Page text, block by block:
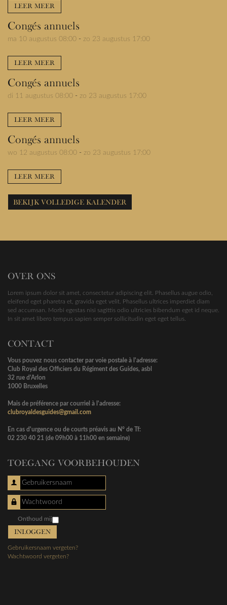
LEER MEER
Congés annuels
ma 10 augustus 08:00 - zo 23 augustus 17:00
LEER MEER
Congés annuels
di 11 augustus 08:00 - zo 23 augustus 17:00
LEER MEER
Congés annuels
wo 12 augustus 08:00 - zo 23 augustus 17:00
LEER MEER
BEKIJK VOLLEDIGE KALENDER
OVER ONS
Lorem ipsum dolor sit amet, consectetur adipiscing elit. Phasellus augue odio,
eleifend eget pharetra et, gravida eget velit. Phasellus ultrices imperdiet diam
sed accumsan. Morbi egestas nisi sagittis odio ultricies bibendum eget id neque.
In sit amet libero tempus sapien semper sollicitudin eget eget tellus.
CONTACT
Vous pouvez nous contacter par voie postale à l'adresse:
Club Royal des Officiers du Régiment des Guides, asbl
32 rue d'Arlon
1000 Bruxelles
Mais de préférence par courriel à l'adresse:
clubroyaldesguides@gmail.com
En cas d'urgence ou de courts préavis au N° de Tf:
02 230 40 21 (de 09h00 à 11h00 en semaine)
TOEGANG VOORBEHOUDEN
Gebruikersnaam
Wachtwoord
Onthoud mij
INLOGGEN
Gebruikersnaam vergeten?
Wachtwoord vergeten?